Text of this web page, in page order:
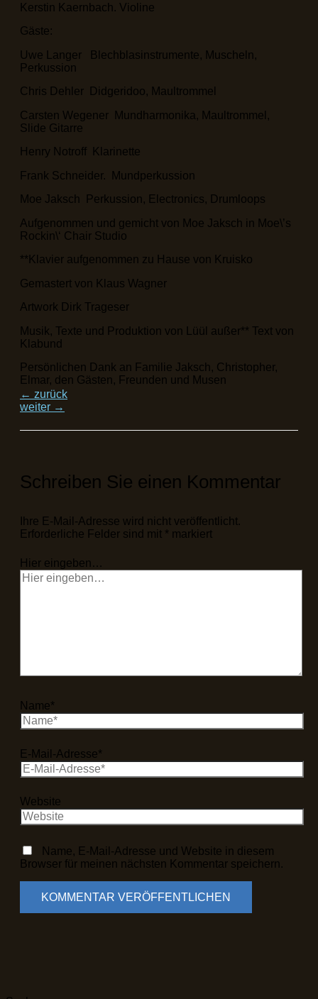
Kerstin Kaernbach. Violine
Gäste:
Uwe Langer Blechblasinstrumente, Muscheln,
Perkussion
Chris Dehler Didgeridoo, Maultrommel
Carsten Wegener Mundharmonika, Maultrommel,
Slide Gitarre
Henry Notroff Klarinette
Frank Schneider. Mundperkussion
Moe Jaksch Perkussion, Electronics, Drumloops
Aufgenommen und gemicht von Moe Jaksch in Moe\’s
Rockin\‘ Chair Studio
**Klavier aufgenommen zu Hause von Kruisko
Gemastert von Klaus Wagner
Artwork Dirk Trageser
Musik, Texte und Produktion von Lüül außer** Text von
Klabund
Persönlichen Dank an Familie Jaksch, Christopher,
Elmar, den Gästen, Freunden und Musen
← zurück
weiter →
Schreiben Sie einen Kommentar
Ihre E-Mail-Adresse wird nicht veröffentlicht.
Erforderliche Felder sind mit * markiert
Hier eingeben…
Name*
E-Mail-Adresse*
Website
Name, E-Mail-Adresse und Website in diesem
Browser für meinen nächsten Kommentar speichern.